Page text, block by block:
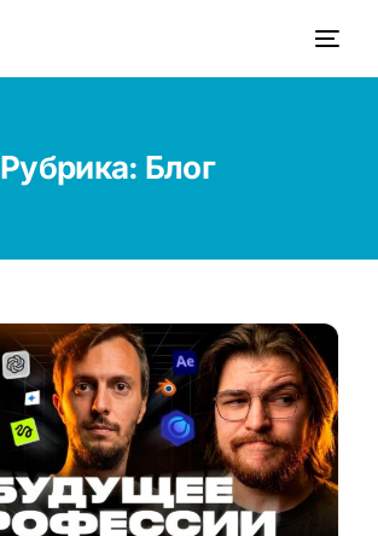
Рубрика: Блог